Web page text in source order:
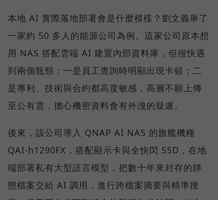
本地 AI 實際落地部署會是什麼模樣？劉文義舉了
一家約 50 多人的能源公司為例。這家公司原本想
用 NAS 搭配雲端 AI 建置內部資料庫，但很快遇
到兩個瓶頸：一是員工查詢時明顯出現卡頓；二
是專利、技術與合約都高度敏感，高層不願上傳
至公有雲，擔心機密資料會有外洩的疑慮。
後來，該公司導入 QNAP AI NAS 的旗艦機種
QAI-h1290FX，搭配顯示卡與全快閃 SSD，在地
端部署私有大型語言模型，把數十年來封存的靜
態檔案交給 AI 調用，進行跨檔案摘要與精準搜